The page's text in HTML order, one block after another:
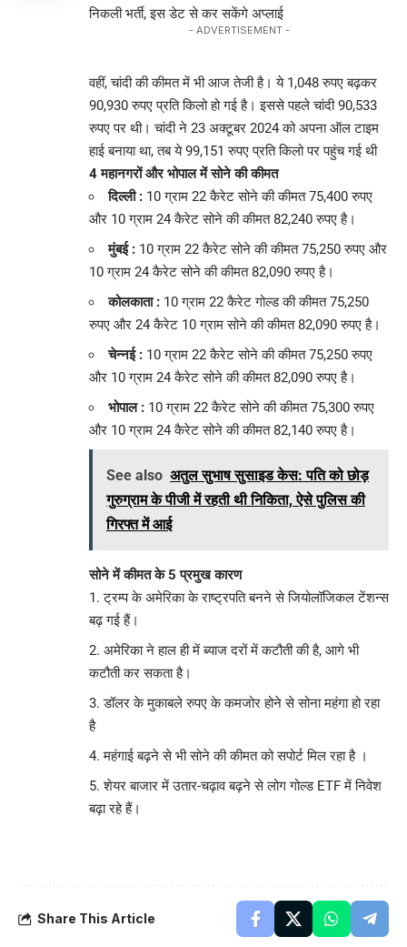
निकली भर्ती, इस डेट से कर सकेंगे अप्लाई
- ADVERTISEMENT -
वहीं, चांदी की कीमत में भी आज तेजी है। ये 1,048 रुपए बढ़कर
90,930 रुपए प्रति किलो हो गई है। इससे पहले चांदी 90,533
रुपए पर थी। चांदी ने 23 अक्टूबर 2024 को अपना ऑल टाइम
हाई बनाया था, तब ये 99,151 रुपए प्रति किलो पर पहुंच गई थी
4 महानगरों और भोपाल में सोने की कीमत
दिल्ली : 10 ग्राम 22 कैरेट सोने की कीमत 75,400 रुपए
और 10 ग्राम 24 कैरेट सोने की कीमत 82,240 रुपए है।
मुंबई : 10 ग्राम 22 कैरेट सोने की कीमत 75,250 रुपए और
10 ग्राम 24 कैरेट सोने की कीमत 82,090 रुपए है।
कोलकाता : 10 ग्राम 22 कैरेट गोल्ड की कीमत 75,250
रुपए और 24 कैरेट 10 ग्राम सोने की कीमत 82,090 रुपए है।
चेन्नई : 10 ग्राम 22 कैरेट सोने की कीमत 75,250 रुपए
और 10 ग्राम 24 कैरेट सोने की कीमत 82,090 रुपए है।
भोपाल : 10 ग्राम 22 कैरेट सोने की कीमत 75,300 रुपए
और 10 ग्राम 24 कैरेट सोने की कीमत 82,140 रुपए है।
See also अतुल सुभाष सुसाइड केस: पति को छोड़
गुरुग्राम के पीजी में रहती थी निकिता, ऐसे पुलिस की
गिरफ्त में आई
सोने में कीमत के 5 प्रमुख कारण
ट्रम्प के अमेरिका के राष्ट्रपति बनने से जियोलॉजिकल टेंशन्स
बढ़ गई हैं।
अमेरिका ने हाल ही में ब्याज दरों में कटौती की है, आगे भी
कटौती कर सकता है।
डॉलर के मुकाबले रुपए के कमजोर होने से सोना महंगा हो रहा
है
महंगाई बढ़ने से भी सोने की कीमत को सपोर्ट मिल रहा है ।
शेयर बाजार में उतार-चढ़ाव बढ़ने से लोग गोल्ड ETF में निवेश
बढ़ा रहे हैं।
Share This Article